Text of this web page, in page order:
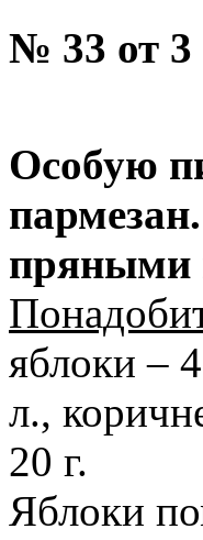
№ 33 от 3
Особую
пряными
яблоки –
л.,
20 г.
Яблоки